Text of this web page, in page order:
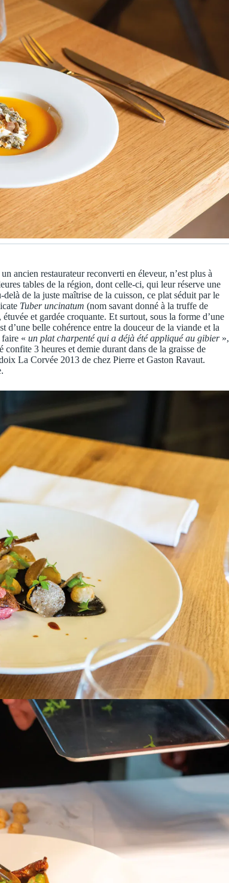
ancien restaurateur reconverti en éleveur, n’est plus à
tables de la région, dont celle-ci, qui leur réserve une
de la juste maîtrise de la cuisson, ce plat séduit par le
Tuber uncinatum (nom savant donné à la truffe de
et gardée croquante. Et surtout, sous la forme d’une
belle cohérence entre la douceur de la viande et la
« un plat charpenté qui a déjà été appliqué au gibier»,
confite 3 heures et demie durant dans de la graisse de
La Corvée 2013 de chez Pierre et Gaston Ravaut.